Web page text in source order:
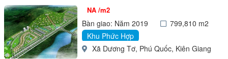
Với năng lực tài chính mạnh, ổn định và sự hỗ trợ hiệu quả của
các cổ đông chiến lược cùng triết lý kinh doanh “Vì cuộc sống chất
lượng hơn”, CEO đang biến các cơ hội của mình thành hiện thực,
mang lại cả giá trị vật chất lẫn tinh thần cho xã hội.
NA /m2
Bàn giao: Năm 2019
799,810 m2
Khu Phức Hợp
Xã Dương Tơ, Phú Quốc, Kiên Giang